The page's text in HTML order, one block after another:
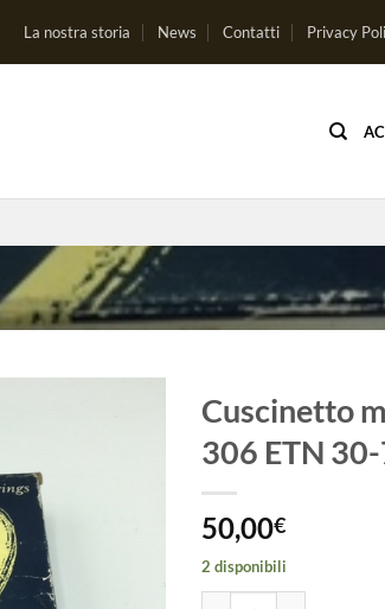
La nostra storia News Contatti Privacy
Cuscinetto
306 ETN
50,00€
2 disponibili